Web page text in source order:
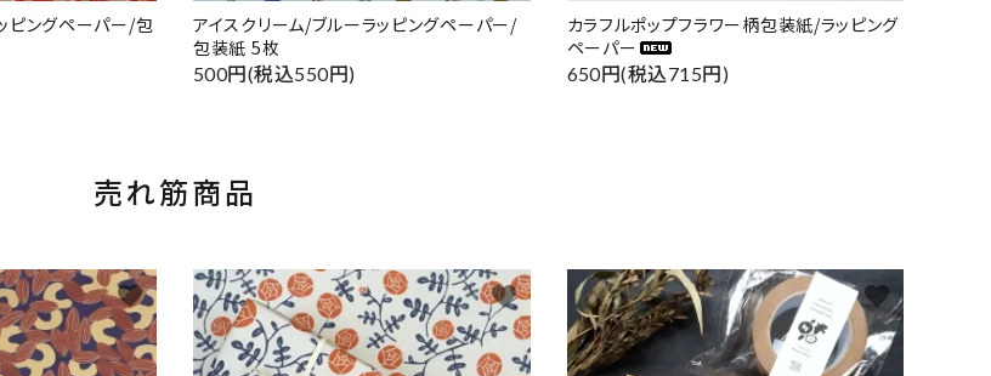
ングペーパー/包
アイスクリーム/ブルーラッピングペーパー/
包装紙 5枚
500円(税込550円)
カラフルポップフラワー柄包装紙/ラッピング
ペーパー
650円(税込715円)
売れ筋商品
favorite favorite favorite